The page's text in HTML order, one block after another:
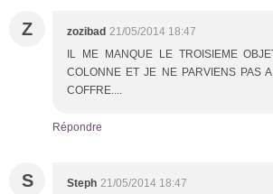
Z zozibad 21/05/2014 18:47
IL ME MANQUE LE TROISIEME
COLONNE ET JE NE PARVIENS PAS
COFFRE....
Répondre
S Steph 21/05/2014 18:47